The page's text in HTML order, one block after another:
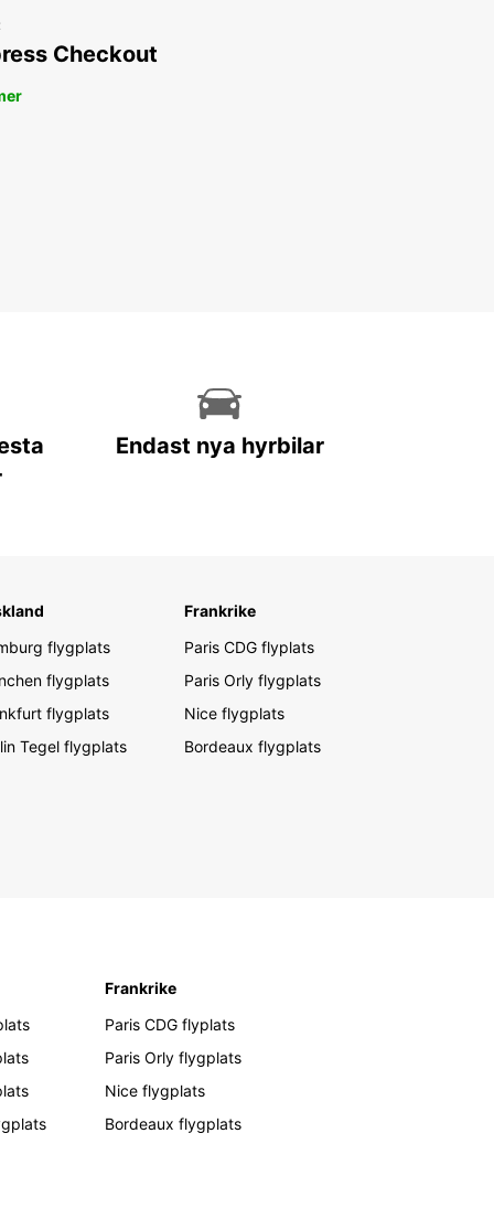
Checkout
Endast nya hyrbilar
flygplats
flygplats
flygplats
Tegel flygplats
Frankrike
Paris CDG flyplats
Paris Orly flygplats
Nice flygplats
Bordeaux flygplats
Frankrike
Paris CDG flyplats
Paris Orly flygplats
Nice flygplats
Bordeaux flygplats